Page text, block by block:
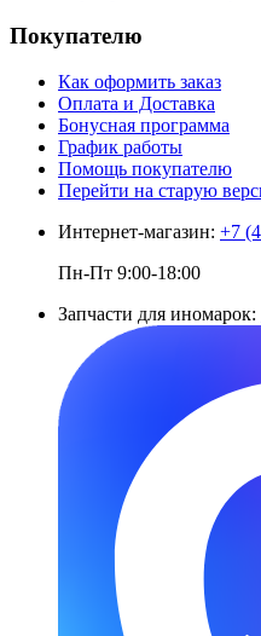
Покупателю
Как оформить заказ
Оплата и Доставка
Бонусная программа
График работы
Помощь покупателю
Перейти на старую
Интернет-магазин: +7
Пн-Пт 9:00-18:00
Запчасти для иномарок: